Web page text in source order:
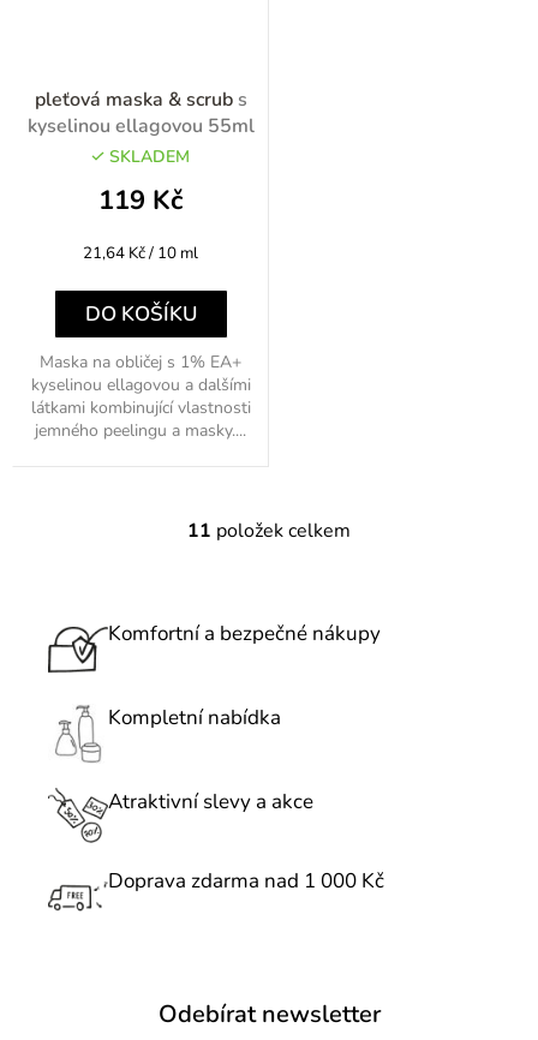
pleťová maska & scrub s
kyselinou ellagovou 55ml
SKLADEM
119 Kč
Měrná
21,64 Kč / 10 ml
DO KOŠÍKU
Maska na obličej s 1% EA+
kyselinou ellagovou a dalšími
látkami kombinující vlastnosti
jemného peelingu a masky....
O
á
c
r
y
i
s
11 položek celkem
Komfortní a bezpečné nákupy
Kompletní nabídka
Atraktivní slevy a akce
Doprava zdarma nad 1 000 Kč
Odebírat newsletter